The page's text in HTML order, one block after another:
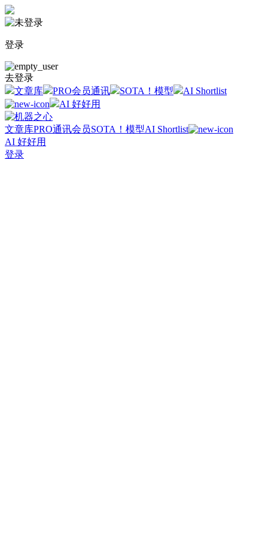
登录
去登录
文章库
PRO会员通讯 SOTA！模型
AI Shortlist
AI 好好用
文章库PRO通讯会员SOTA！模型AI Shortlist
AI 好好用
登录